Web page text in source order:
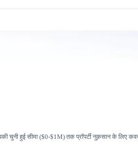
हुई सीमा ($0-$1M) तक प्रॉपर्टी नुक़सान के लिए